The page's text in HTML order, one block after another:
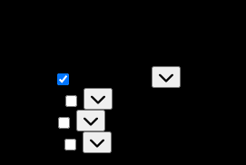
Predvoľby
Štatistiky
Marketing